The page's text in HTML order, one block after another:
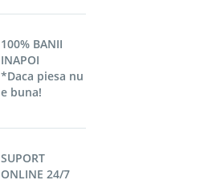
100% BANII
INAPOI
*Daca piesa nu
e buna!
SUPORT
ONLINE 24/7